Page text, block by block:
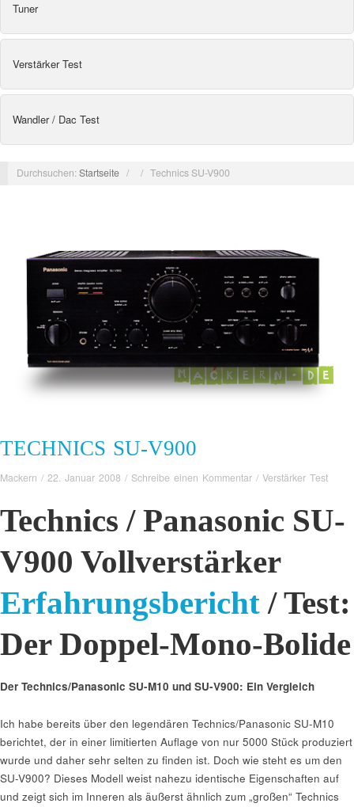
Tuner
Verstärker Test
Wandler / Dac Test
Durchsuchen:Startseite / / Technics SU-V900
TECHNICS SU-V900
Mackern / 22. Januar 2008 / Schreibe einen Kommentar / Verstärker Test
Technics / Panasonic SU-
V900 Vollverstärker
Erfahrungsbericht / Test:
Der Doppel-Mono-Bolide
Der Technics/Panasonic SU-M10 und SU-V900: Ein Vergleich
Ich habe bereits über den legendären Technics/Panasonic SU-M10
berichtet, der in einer limitierten Auflage von nur 5000 Stück produziert
wurde und daher sehr selten zu finden ist. Doch wie steht es um den
SU-V900? Dieses Modell weist nahezu identische Eigenschaften auf
und zeigt sich im Inneren als äußerst ähnlich zum „großen“ Technics